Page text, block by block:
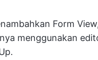
Form
menggunakan